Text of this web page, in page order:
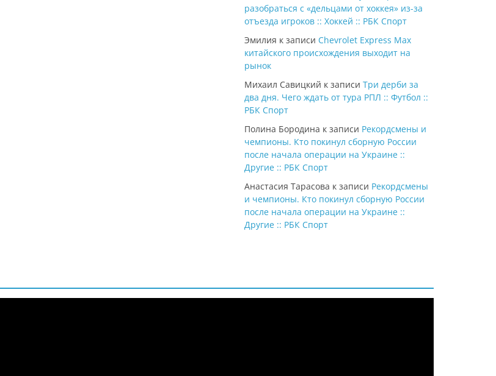
разобраться с «дельцами от хоккея» из-за
отъезда игроков :: Хоккей :: РБК Спорт
Эмилия к записи Chevrolet Express Max
китайского происхождения выходит на
рынок
Михаил Савицкий к записи Три дерби за
два дня. Чего ждать от тура РПЛ :: Футбол ::
РБК Спорт
Полина Бородина к записи Рекордсмены и
чемпионы. Кто покинул сборную России
после начала операции на Украине ::
Другие :: РБК Спорт
Анастасия Тарасова к записи Рекордсмены
и чемпионы. Кто покинул сборную России
после начала операции на Украине ::
Другие :: РБК Спорт